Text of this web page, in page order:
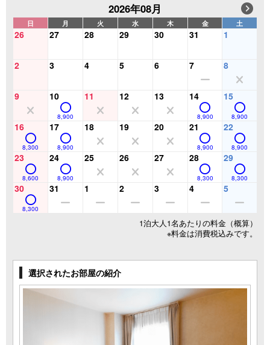
2026年08月
日 月 火 水 木 金 土
26 27 28 29 30 31 1
2 3 4 5 6 7 8
9 10
8,900
11 12 13 14
8,900
15
8,900
16
8,300
17
8,900
18 19 20 21
8,900
22
8,900
23
8,600
24
8,900
25 26 27 28
8,300
29
8,300
30
8,300
31 1 2 3 4 5
1泊大人1名あたりの料金（概算）
※料金は消費税込みです。
選択されたお部屋の紹介